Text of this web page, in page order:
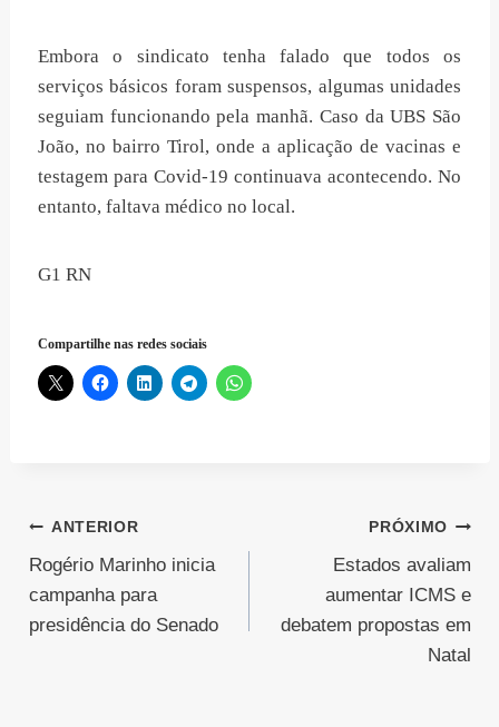
Embora o sindicato tenha falado que todos os
serviços básicos foram suspensos, algumas unidades
seguiam funcionando pela manhã. Caso da UBS São
João, no bairro Tirol, onde a aplicação de vacinas e
testagem para Covid-19 continuava acontecendo. No
entanto, faltava médico no local.
G1 RN
Compartilhe nas redes sociais
Navegação
de
Post
ANTERIOR
Rogério Marinho inicia
campanha para
presidência do Senado
PRÓXIMO
Estados avaliam
aumentar ICMS e
debatem propostas em
Natal